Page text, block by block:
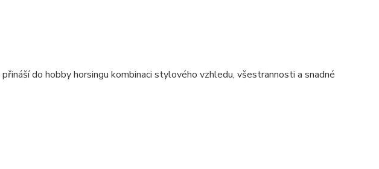
přináší do hobby horsingu kombinaci stylového vzhledu, všestrannosti a snadné